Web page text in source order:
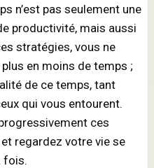
n’est pas seulement une
productivité, mais aussi
stratégies, vous ne
en moins de temps ;
de ce temps, tant
qui vous entourent.
ces
regardez votre vie se
fois.